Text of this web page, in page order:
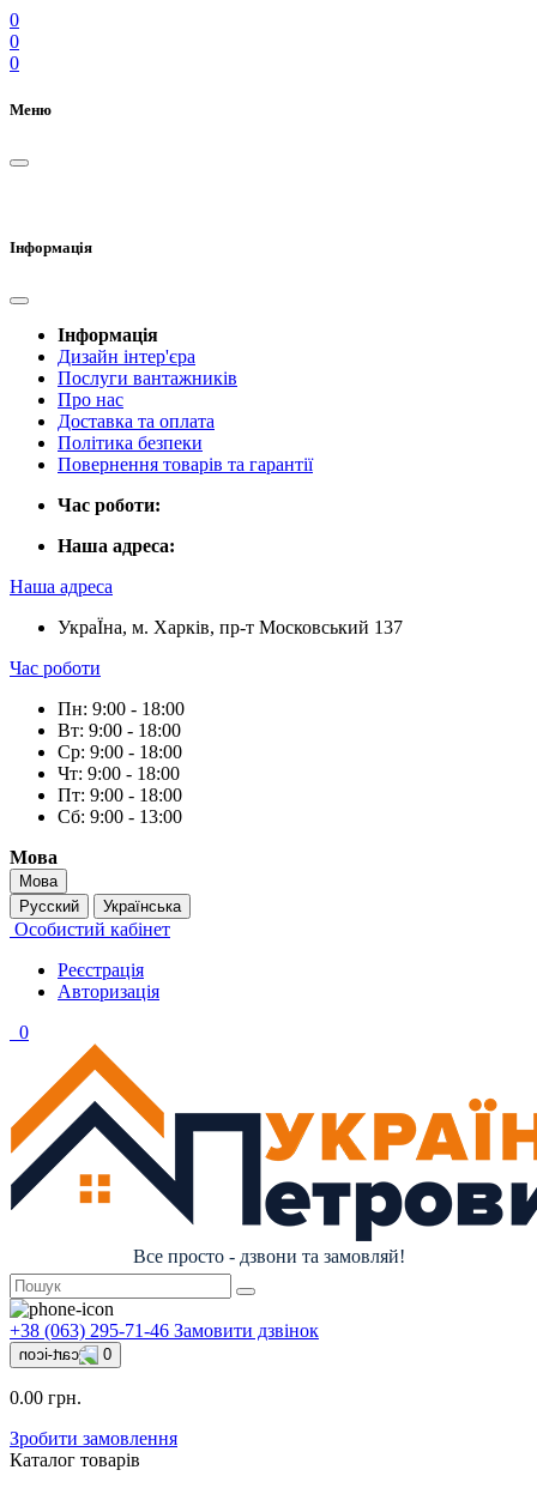
0
0
0
Меню
Інформація
Інформація
Дизайн інтер'єра
Послуги вантажників
Про нас
Доставка та оплата
Політика безпеки
Повернення товарів та гарантії
Час роботи:
Наша адреса:
Наша адреса
УкраЇна, м. Харків, пр-т Московський 137
Час роботи
Пн: 9:00 - 18:00
Вт: 9:00 - 18:00
Ср: 9:00 - 18:00
Чт: 9:00 - 18:00
Пт: 9:00 - 18:00
Сб: 9:00 - 13:00
Мова
Мова
Русский
Українська
Особистий кабінет
Реєстрація
Авторизація
0
Все просто - дзвони та замовляй!
+38 (063) 295-71-46 Замовити дзвінок
0
0.00 грн.
Зробити замовлення
Каталог товарів